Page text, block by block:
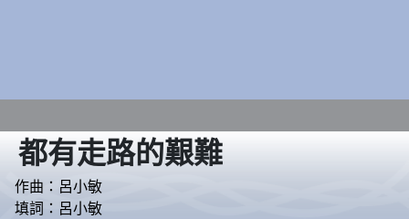
都有走路的艱難
作曲： 呂小敏
填詞： 呂小敏